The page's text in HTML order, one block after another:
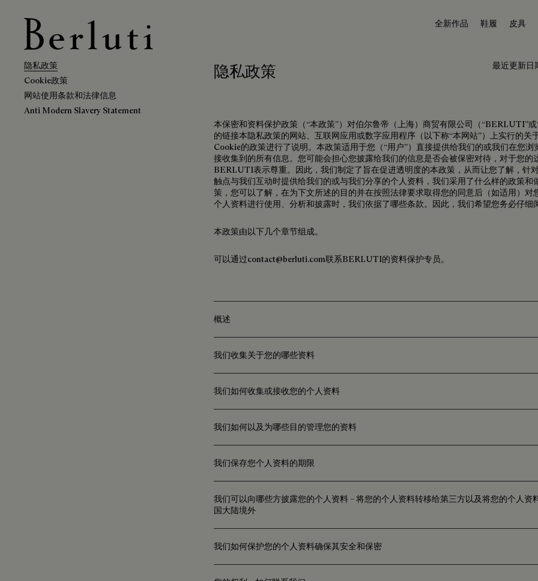
全新作品 鞋履 皮具
隐私政策
Cookie政策
网站使用条款和法律信息
Anti Modern Slavery Statement
隐私政策
最近更新日
本保密和资料保护政策（“本政策”）对伯尔鲁帝（上海）商贸有限公司（“BERLUTI”或
的链接本隐私政策的网站、互联网应用或数字应用程序（以下称“本网站”）上实行的关
Cookie的政策进行了说明。本政策适用于您（“用户”）直接提供给我们的或我们在您浏
接收集到的所有信息。您可能会担心您披露给我们的信息是否会被保密对待，对于您的
BERLUTI表示尊重。因此，我们制定了旨在促进透明度的本政策，从而让您了解，针
触点与我们互动时提供给我们的或与我们分享的个人资料，我们采用了什么样的政策和
策，您可以了解，在为下文所述的目的并在按照法律要求取得您的同意后（如适用）对
个人资料进行使用、分析和披露时，我们依据了哪些条款。因此，我们希望您务必仔细
本政策由以下几个章节组成。
可以通过contact@berluti.com联系BERLUTI的资料保护专员。
概述
我们收集关于您的哪些资料
我们如何收集或接收您的个人资料
我们如何以及为哪些目的管理您的资料
我们保存您个人资料的期限
我们可以向哪些方披露您的个人资料 – 将您的个人资料转移给第三方以及将您的个人资
国大陆境外
我们如何保护您的个人资料确保其安全和保密